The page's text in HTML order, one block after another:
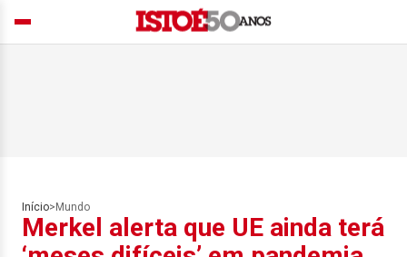
Início> Mundo
Merkel alerta que UE ainda terá